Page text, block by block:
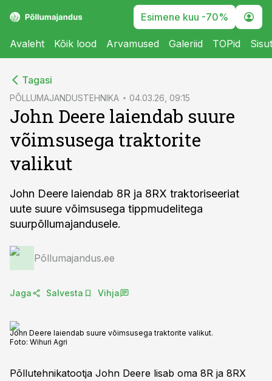
Esimene kuu -70%
Avaleht Kõik lood Arvamused Galeriid TOPid
Tagasi
PÕLLUMAJANDUSTEHNIKA 04.03.26, 09:15
John Deere laiendab suure
võimsusega traktorite
valikut
John Deere laiendab 8R ja 8RX traktoriseeriat
uute suure võimsusega tippmudelitega
suurpõllumajandusele.
Põllumajandus.ee
Jaga Salvesta Vihja
John Deere laiendab suure võimsusega traktorite valikut.
Foto: Wihuri Agri
Põllutehnikatootja John Deere lisab oma 8R ja 8RX